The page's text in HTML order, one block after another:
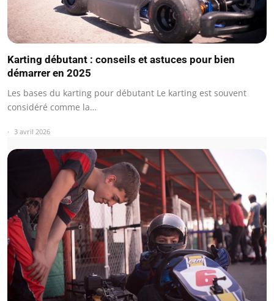
Karting débutant : conseils et astuces pour bien
démarrer en 2025
Les bases du karting pour débutant Le karting est souvent
considéré comme la…
3 avril 2026